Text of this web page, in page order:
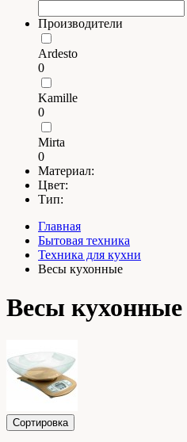
Производители
Ardesto
0
Kamille
0
Mirta
0
Материал:
Цвет:
Тип:
Главная
Бытовая техника
Техника для кухни
Весы кухонные
Весы кухонные
Сортировка